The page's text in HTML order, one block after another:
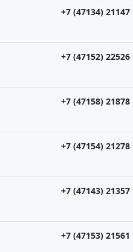
+7 (47134) 21147
+7 (47152) 22526
+7 (47158) 21878
+7 (47154) 21278
+7 (47143) 21357
+7 (47153) 21561